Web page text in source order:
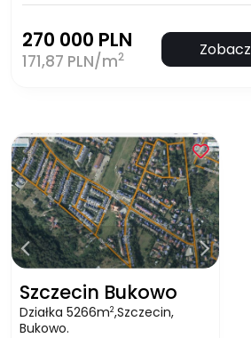
270 000 PLN
171,87 PLN/m2 Zobacz
Szczecin Bukowo
Działka 5266m2,Szczecin,
Bukowo.